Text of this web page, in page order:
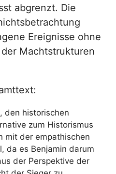
abgrenzt. Die
Ereignisse ohne
Machtstrukturen
den historischen
zum Historismus
mit der empathischen
da es Benjamin darum
der Perspektive der